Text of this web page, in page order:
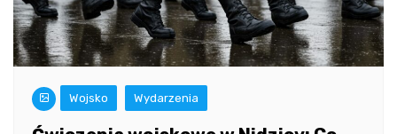
Wojsko Wydarzenia